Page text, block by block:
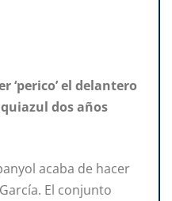
‘perico’ el delantero
dos años
acaba de hacer
El conjunto